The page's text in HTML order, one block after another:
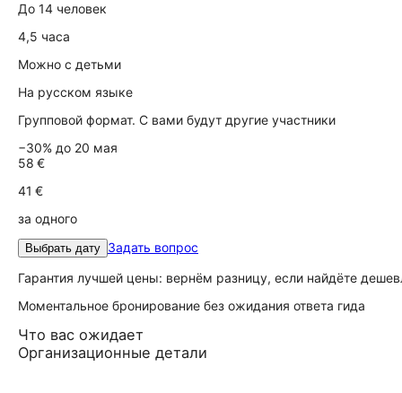
До 14 человек
4,5 часа
Можно с детьми
На русском языке
Групповой формат. С вами будут другие участники
−30% до 20 мая
58 €
41 €
за одного
Выбрать дату Задать вопрос
Гарантия лучшей цены: вернём разницу, если найдёте
Моментальное бронирование без ожидания ответа гида
Что вас ожидает
Организационные детали